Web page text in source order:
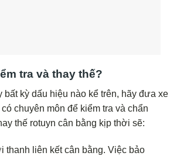
tra và thay thế?
bất kỳ dấu hiệu nào kể trên, hãy đưa xe
chuyên môn để kiểm tra và chẩn
thế rotuyn cân bằng kịp thời sẽ:
thanh liên kết cân bằng. Việc bảo